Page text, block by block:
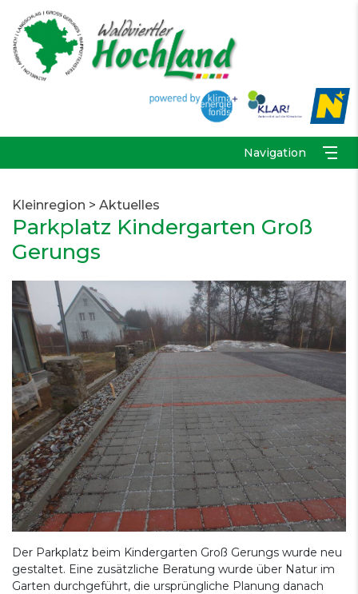
Navigation
Kleinregion > Aktuelles
Parkplatz Kindergarten Groß
Gerungs
Der Parkplatz beim Kindergarten Groß Gerungs wurde neu
gestaltet. Eine zusätzliche Beratung wurde über Natur im
Garten durchgeführt, die ursprüngliche Planung danach